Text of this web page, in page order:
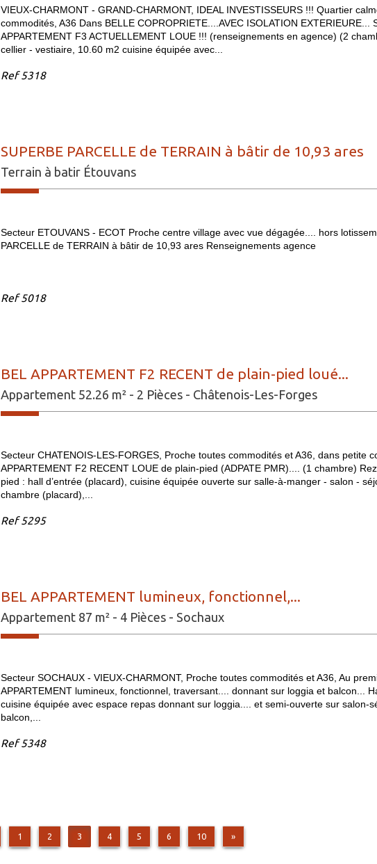
VIEUX-CHARMONT - GRAND-CHARMONT, IDEAL INVESTISSEURS !!! Quartier
commodités, A36 Dans BELLE COPROPRIETE....AVEC ISOLATION EXTERIEURE...
APPARTEMENT F3 ACTUELLEMENT LOUE !!! (renseignements en agence) (2
cellier - vestiaire, 10.60 m2 cuisine équipée avec...
Ref5318
SUPERBE PARCELLE de TERRAIN à bâtir de 10,93 ares
Terrain à batir Étouvans
Secteur ETOUVANS - ECOT Proche centre village avec vue dégagée.... hors
PARCELLE de TERRAIN à bâtir de 10,93 ares Renseignements agence
Ref5018
BEL APPARTEMENT F2 RECENT de plain-pied loué...
Appartement 52.26 m² - 2 Pièces - Châtenois-Les-Forges
Secteur CHATENOIS-LES-FORGES, Proche toutes commodités et A36, dans petite
APPARTEMENT F2 RECENT LOUE de plain-pied (ADPATE PMR).... (1 chambre)
pied : hall d’entrée (placard), cuisine équipée ouverte sur salle-à-manger - salon -
chambre (placard),...
Ref5295
BEL APPARTEMENT lumineux, fonctionnel,...
Appartement 87 m² - 4 Pièces - Sochaux
Secteur SOCHAUX - VIEUX-CHARMONT, Proche toutes commodités et A36, Au
APPARTEMENT lumineux, fonctionnel, traversant.... donnant sur loggia et balcon...
cuisine équipée avec espace repas donnant sur loggia.... et semi-ouverte sur salon-
balcon,...
Ref5348
1 2 3 4 5 6 10 »